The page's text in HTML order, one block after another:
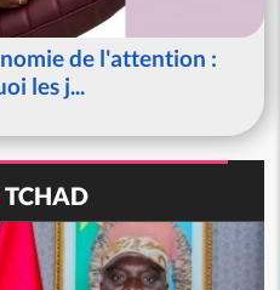
de l'attention :
les j...
TCHAD